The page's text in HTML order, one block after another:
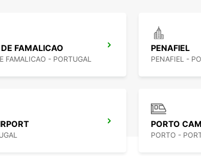
FAMALICAO
FAMALICAO - PORTUGAL
PENAFIEL
PENAFIEL -
PORTO -